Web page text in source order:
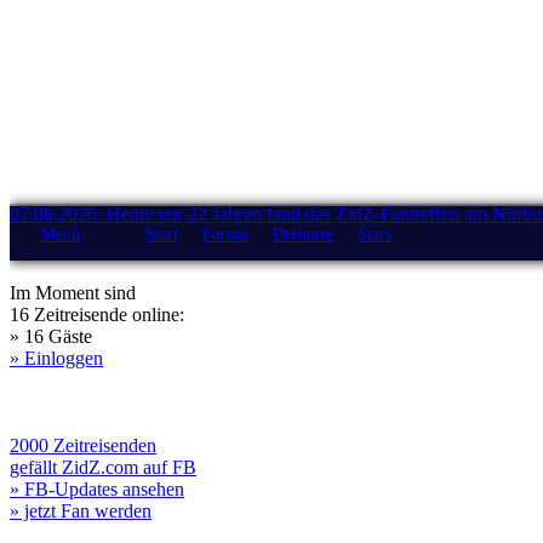
07.08.2026: Heute vor 22 Jahren fand das ZidZ-Fantreffen am
Menü Start Forum Drehorte Stars
Im Moment sind
16 Zeitreisende online:
» 16 Gäste
» Einloggen
2000 Zeitreisenden
gefällt ZidZ.com auf FB
» FB-Updates ansehen
» jetzt Fan werden